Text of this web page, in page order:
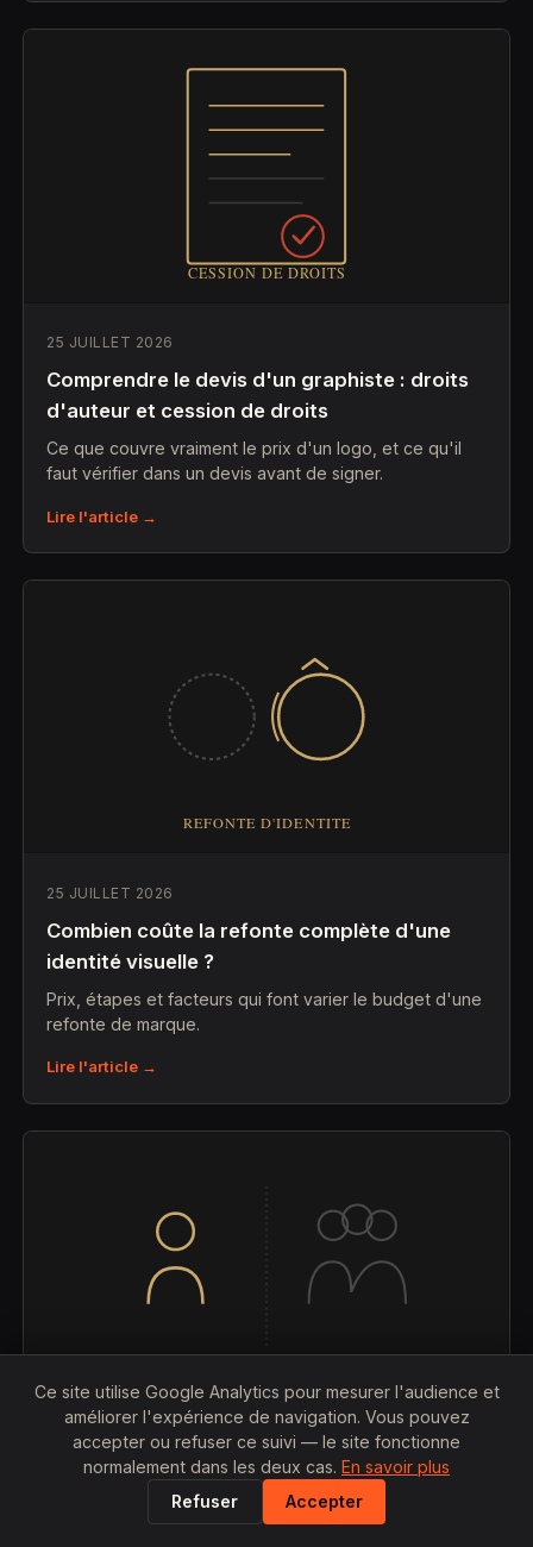
25 JUILLET 2026
Comprendre le devis d'un graphiste : droits
d'auteur et cession de droits
Ce que couvre vraiment le prix d'un logo, et ce qu'il
faut vérifier dans un devis avant de signer.
Lire l'article →
25 JUILLET 2026
Combien coûte la refonte complète d'une
identité visuelle ?
Prix, étapes et facteurs qui font varier le budget d'une
refonte de marque.
Lire l'article →
25 JUILLET 2026
Graphiste freelance vs agence de
communication à Lyon : qui est le moins cher
Ce site utilise Google Analytics pour mesurer l'audience et
améliorer l'expérience de navigation. Vous pouvez
accepter ou refuser ce suivi — le site fonctionne
normalement dans les deux cas. En savoir plus
Refuser
Accepter